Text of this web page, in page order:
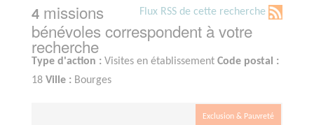
Flux RSS de cette recherche
4 missions
bénévoles correspondent à votre
recherche
Type d'action : Visites en établissement Code postal :
18 Ville : Bourges
Exclusion & Pauvreté